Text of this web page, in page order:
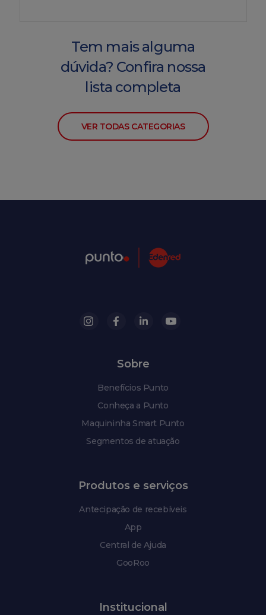
Tem mais alguma
dúvida? Confira nossa
lista completa
VER TODAS CATEGORIAS
Sobre
Benefícios Punto
Conheça a Punto
Maquininha Smart Punto
Segmentos de atuação
Produtos e serviços
Antecipação de recebíveis
App
Central de Ajuda
GooRoo
Institucional